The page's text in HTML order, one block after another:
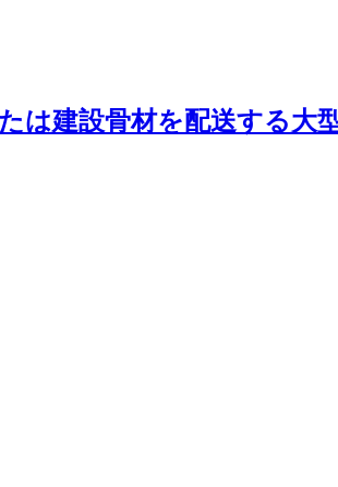
は建設骨材を配送する